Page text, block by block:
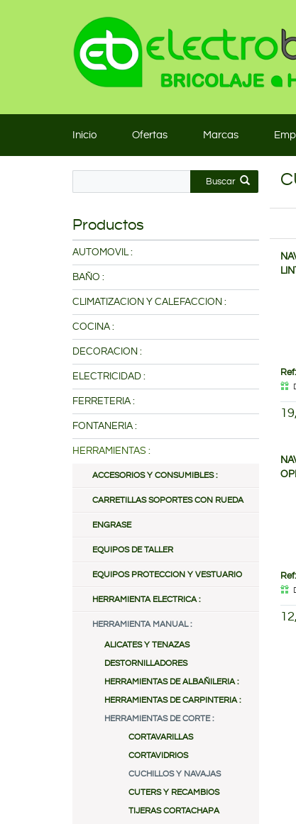
Inicio Ofertas Marcas
Buscar
Productos
AUTOMOVIL :
BAÑO :
CLIMATIZACION Y CALEFACCION :
COCINA :
DECORACION :
ELECTRICIDAD :
FERRETERIA :
FONTANERIA :
HERRAMIENTAS :
ACCESORIOS Y CONSUMIBLES :
CARRETILLAS SOPORTES CON RUEDA
ENGRASE
EQUIPOS DE TALLER
EQUIPOS PROTECCION Y VESTUARIO
HERRAMIENTA ELECTRICA :
HERRAMIENTA MANUAL :
ALICATES Y TENAZAS
DESTORNILLADORES
HERRAMIENTAS DE ALBAÑILERIA :
HERRAMIENTAS DE CARPINTERIA :
HERRAMIENTAS DE CORTE :
CORTAVARILLAS
CORTAVIDRIOS
CUCHILLOS Y NAVAJAS
CUTERS Y RECAMBIOS
TIJERAS CORTACHAPA